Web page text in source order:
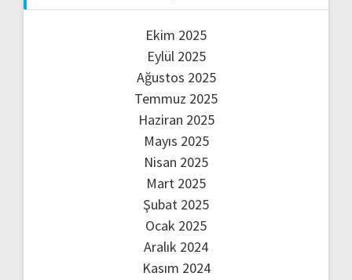
Ekim 2025
Eylül 2025
Ağustos 2025
Temmuz 2025
Haziran 2025
Mayıs 2025
Nisan 2025
Mart 2025
Şubat 2025
Ocak 2025
Aralık 2024
Kasım 2024